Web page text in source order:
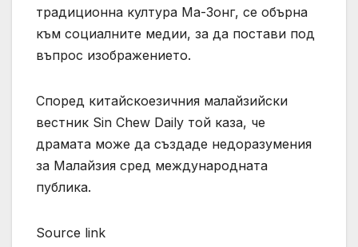
традиционна култура Ма-Зонг, се обърна
към социалните медии, за да постави под
въпрос изображението.
Според китайскоезичния малайзийски
вестник Sin Chew Daily той каза, че
драмата може да създаде недоразумения
за Малайзия сред международната
публика.
Source link